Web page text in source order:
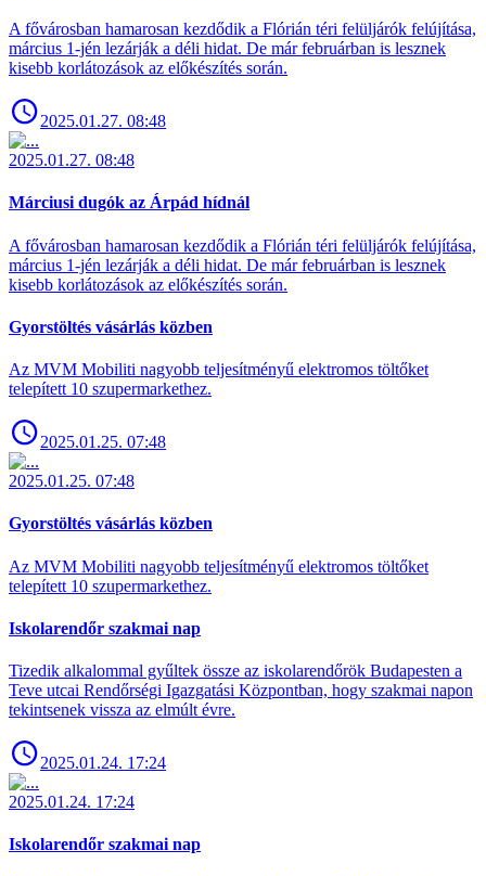
A fővárosban hamarosan kezdődik a Flórián téri felüljárók felújítása,
március 1-jén lezárják a déli hidat. De már februárban is lesznek
kisebb korlátozások az előkészítés során.
2025.01.27. 08:48
2025.01.27. 08:48
Márciusi dugók az Árpád hídnál
A fővárosban hamarosan kezdődik a Flórián téri felüljárók felújítása,
március 1-jén lezárják a déli hidat. De már februárban is lesznek
kisebb korlátozások az előkészítés során.
Gyorstöltés vásárlás közben
Az MVM Mobiliti nagyobb teljesítményű elektromos töltőket
telepített 10 szupermarkethez.
2025.01.25. 07:48
2025.01.25. 07:48
Gyorstöltés vásárlás közben
Az MVM Mobiliti nagyobb teljesítményű elektromos töltőket
telepített 10 szupermarkethez.
Iskolarendőr szakmai nap
Tizedik alkalommal gyűltek össze az iskolarendőrök Budapesten a
Teve utcai Rendőrségi Igazgatási Központban, hogy szakmai napon
tekintsenek vissza az elmúlt évre.
2025.01.24. 17:24
2025.01.24. 17:24
Iskolarendőr szakmai nap